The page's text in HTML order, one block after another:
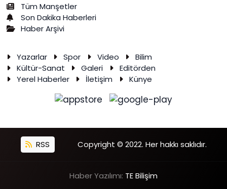
Tüm Manşetler
Son Dakika Haberleri
Haber Arşivi
Yazarlar Spor Video
Bilim
Kültür-Sanat
Galeri
Editörden
Yerel Haberler
İletişim Künye
RSS Copyright © 2022. Her hakkı saklıdır.
Haber Yazılımı: TE Bilişim